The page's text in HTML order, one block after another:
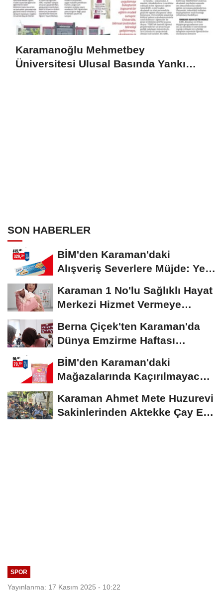
Karamanoğlu Mehmetbey
Üniversitesi Ulusal Basında Yankı
SON HABERLER
BİM'den Karaman'daki
Alışveriş Severlere Müjde: Yeni
Karaman 1 No'lu Sağlıklı Hayat
Merkezi Hizmet Vermeye
Berna Çiçek'ten Karaman'da
Dünya Emzirme Haftası
Etkinliğine Ziyaret
BİM'den Karaman'daki
Mağazalarında Kaçırılmayacak
Karaman Ahmet Mete Huzurevi
Sakinlerinden Aktekke Çay Evi
SPOR
Yayınlanma: 17 Kasım 2025 - 10:22